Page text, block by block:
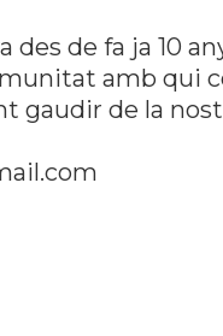
des de fa ja 10
amb qui
gaudir de la